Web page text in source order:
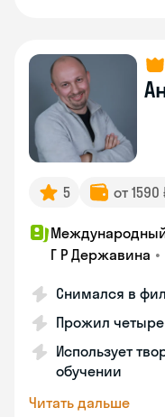
5 от
Г Р Державина •
Снимался в
Прожил четыре
Использует
обучении
Читать дальше